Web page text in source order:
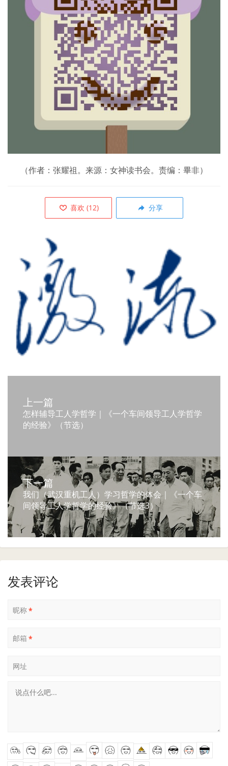
（作者：张耀祖。来源：女神读书会。责编：畢非）
喜欢 (12) 分享
上一篇
怎样辅导工人学哲学｜《一个车间领导工人学哲学
的经验》（节选）
下一篇
我们（武汉重机工人）学习哲学的体会｜《一个车
间领导工人学哲学的经验》（节选3）
发表评论
昵称*
邮箱 *
网址